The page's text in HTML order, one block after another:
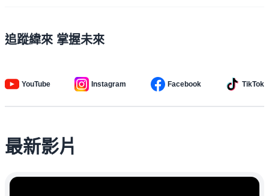
追蹤緯來 掌握未來
YouTube Instagram Facebook TikTok
最新影片